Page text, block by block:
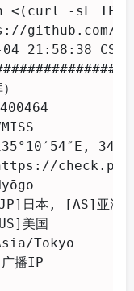
<(curl -sL
github.com/
21:58:38 CST
check.place/
本, [AS]亚洲
美国
Tokyo
播IP